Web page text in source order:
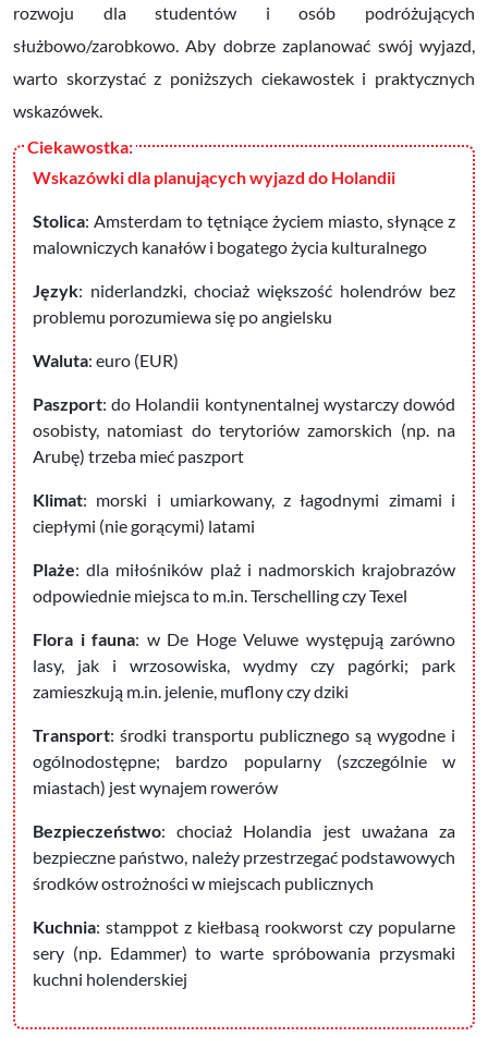
rozwoju dla studentów i osób podróżujących
służbowo/zarobkowo. Aby dobrze zaplanować swój wyjazd,
warto skorzystać z poniższych ciekawostek i praktycznych
wskazówek.
Wskazówki dla planujących wyjazd do Holandii
Stolica: Amsterdam to tętniące życiem miasto, słynące z
malowniczych kanałów i bogatego życia kulturalnego
Język: niderlandzki, chociaż większość holendrów bez
problemu porozumiewa się po angielsku
Waluta: euro (EUR)
Paszport: do Holandii kontynentalnej wystarczy dowód
osobisty, natomiast do terytoriów zamorskich (np. na
Arubę) trzeba mieć paszport
Klimat: morski i umiarkowany, z łagodnymi zimami i
ciepłymi (nie gorącymi) latami
Plaże: dla miłośników plaż i nadmorskich krajobrazów
odpowiednie miejsca to m.in. Terschelling czy Texel
Flora i fauna: w De Hoge Veluwe występują zarówno
lasy, jak i wrzosowiska, wydmy czy pagórki; park
zamieszkują m.in. jelenie, muflony czy dziki
Transport: środki transportu publicznego są wygodne i
ogólnodostępne; bardzo popularny (szczególnie w
miastach) jest wynajem rowerów
Bezpieczeństwo: chociaż Holandia jest uważana za
bezpieczne państwo, należy przestrzegać podstawowych
środków ostrożności w miejscach publicznych
Kuchnia: stamppot z kiełbasą rookworst czy popularne
sery (np. Edammer) to warte spróbowania przysmaki
kuchni holenderskiej